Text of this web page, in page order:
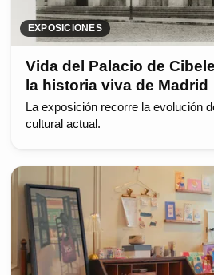
EXPOSICIONES
Vida del Palacio de
la historia viva de Madrid
La exposición recorre la evolución
cultural actual.